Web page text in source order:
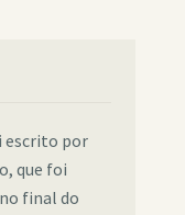
escrito por
que foi
final do